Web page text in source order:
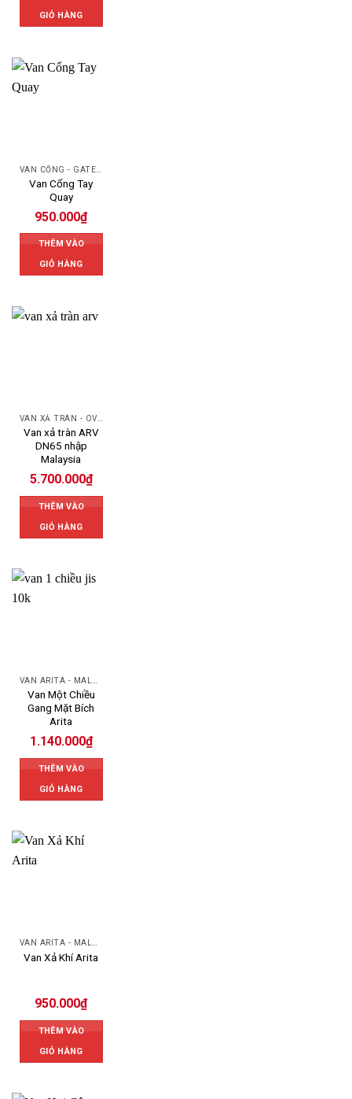
GIỎ HÀNG
Van Cổng Tay
Quay
950.000₫
THÊM VÀO
GIỎ HÀNG
VAN XẢ TRÀN - OVERFLOW VALVE
Van xả tràn ARV
DN65 nhập
Malaysia
5.700.000₫
THÊM VÀO
GIỎ HÀNG
Van Một Chiều
Gang Mặt Bích
Arita
1.140.000₫
THÊM VÀO
GIỎ HÀNG
Van Xả Khí Arita
950.000₫
THÊM VÀO
GIỎ HÀNG